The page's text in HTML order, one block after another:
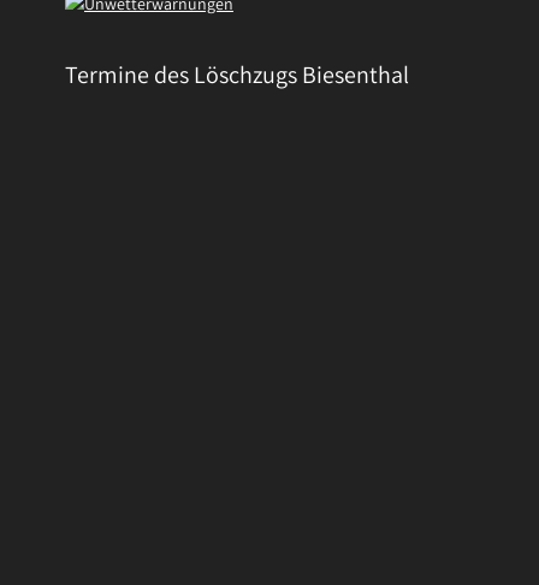
Termine des Löschzugs Biesenthal